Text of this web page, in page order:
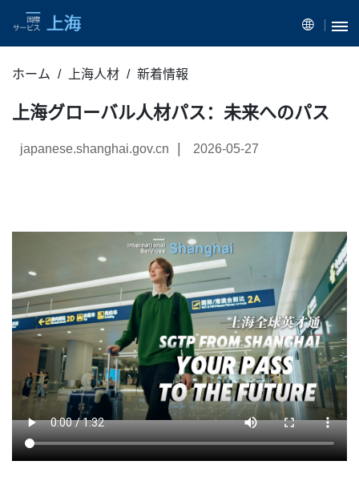
ホーム 上海人材 新着情報
上海グローバル人材パス：未来へのパス
japanese.shanghai.gov.cn 2026-05-27